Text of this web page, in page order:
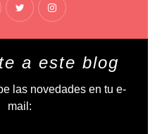
a este blog
las novedades en tu e-
mail: